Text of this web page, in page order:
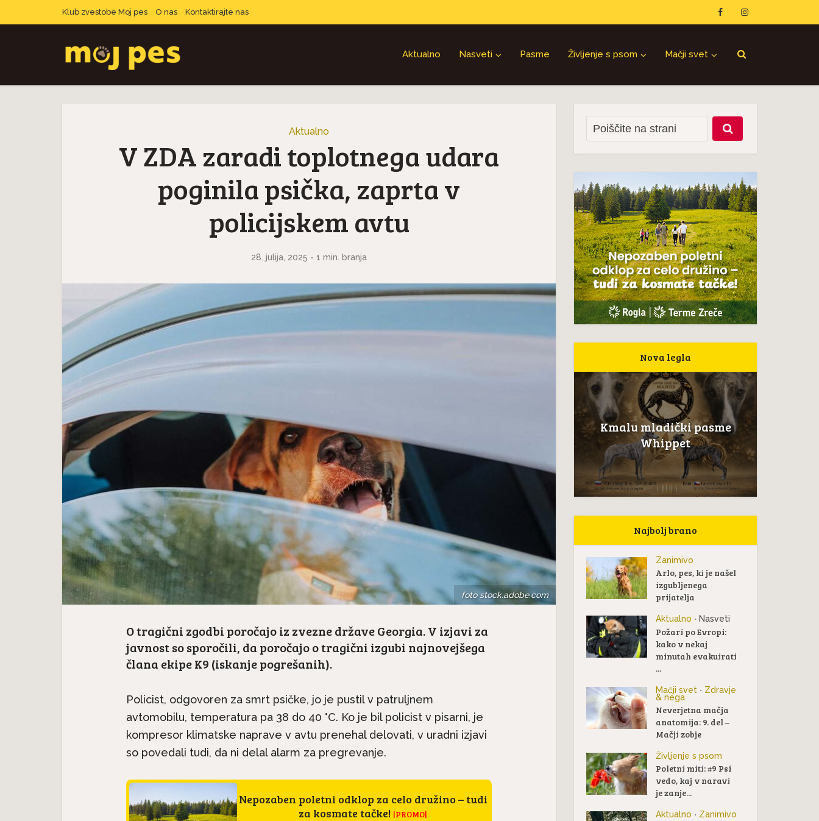
Klub zvestobe Moj pes O nas Kontaktirajte nas
Aktualno Nasveti Pasme Življenje s psom Mačji svet
Aktualno
V ZDA zaradi toplotnega udara
poginila psička, zaprta v
policijskem avtu
28. julija, 2025 1 min. branja
foto stock.adobe.com
O tragični zgodbi poročajo iz zvezne države Georgia. V izjavi za
javnost so sporočili, da poročajo o tragični izgubi najnovejšega
člana ekipe K9 (iskanje pogrešanih).
Policist, odgovoren za smrt psičke, jo je pustil v patruljnem
avtomobilu, temperatura pa 38 do 40 °C. Ko je bil policist v pisarni, je
kompresor klimatske naprave v avtu prenehal delovati, v uradni izjavi
so povedali tudi, da ni delal alarm za pregrevanje.
Nepozaben poletni odklop za celo družino – tudi
za kosmate tačke! |PROMO|
Nova legla
Kmalu mladički pasme
Whippet
Najbolj brano
Zanimivo
Arlo, pes, ki je našel
izgubljenega
prijatelja
Aktualno • Nasveti
Požari po Evropi:
kako v nekaj
minutah evakuirati
...
Mačji svet • Zdravje
& nega
Neverjetna mačja
anatomija: 9. del –
Mačji zobje
Življenje s psom
Poletni miti: #9 Psi
vedo, kaj v naravi
je zanje...
Aktualno • Zanimivo